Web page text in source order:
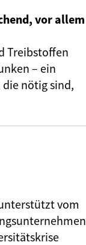
vor allem
Treibstoffen
– ein
nötig sind,
vom